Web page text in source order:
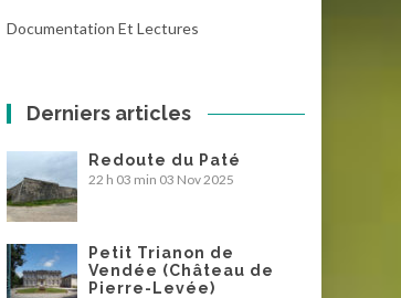
Documentation Et Lectures
Derniers articles
Redoute du Paté
22 h 03 min 03 Nov 2025
Petit Trianon de
Vendée (Château de
Pierre-Levée)